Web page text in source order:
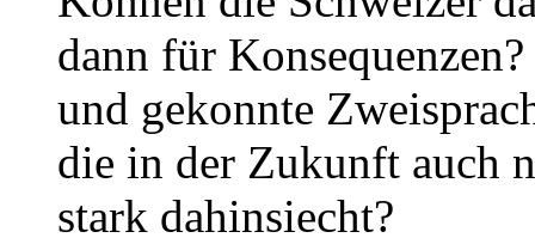
dann für
und gekonnte
die in der Zukunft auch
stark dahinsiecht?